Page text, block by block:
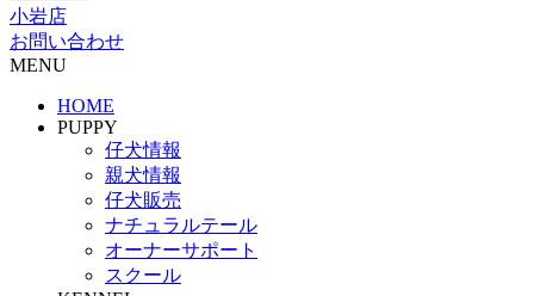
小岩店
お問い合わせ
MENU
HOME
PUPPY
仔犬情報
親犬情報
仔犬販売
ナチュラルテール
オーナーサポート
スクール